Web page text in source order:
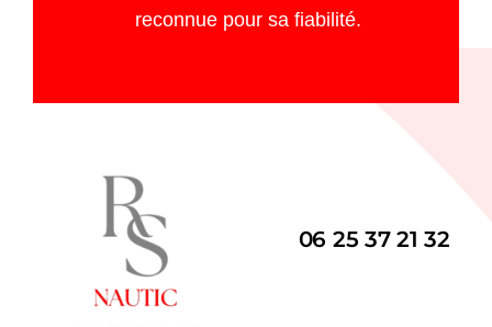
reconnue pour sa fiabilité.
06 25 37 21 32